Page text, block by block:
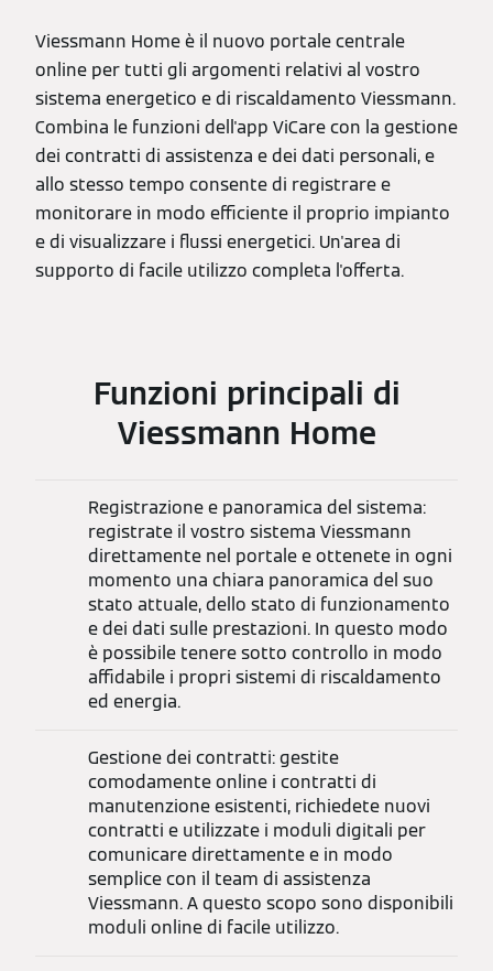
Viessmann Home è il nuovo portale centrale
online per tutti gli argomenti relativi al vostro
sistema energetico e di riscaldamento Viessmann.
Combina le funzioni dell'app ViCare con la gestione
dei contratti di assistenza e dei dati personali, e
allo stesso tempo consente di registrare e
monitorare in modo efficiente il proprio impianto
e di visualizzare i flussi energetici. Un'area di
supporto di facile utilizzo completa l'offerta.
Funzioni principali di
Viessmann Home
Registrazione e panoramica del sistema:
registrate il vostro sistema Viessmann
direttamente nel portale e ottenete in ogni
momento una chiara panoramica del suo
stato attuale, dello stato di funzionamento
e dei dati sulle prestazioni. In questo modo
è possibile tenere sotto controllo in modo
affidabile i propri sistemi di riscaldamento
ed energia.
Gestione dei contratti: gestite
comodamente online i contratti di
manutenzione esistenti, richiedete nuovi
contratti e utilizzate i moduli digitali per
comunicare direttamente e in modo
semplice con il team di assistenza
Viessmann. A questo scopo sono disponibili
moduli online di facile utilizzo.